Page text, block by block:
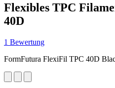
Flexibles TPC
40D
1 Bewertung
FormFutura FlexiFil TPC 40D